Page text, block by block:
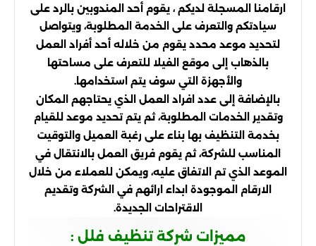
ارقامنا المسجلة لديكم ، يقوم أحد المندوبين بالرد على
سيادتكم والتعرف على الخدمة المطلوبة، ويتواصل
لتحديد موعد محدد يقوم من خلاله أحد أفراد العمل
بالذهاب إلى موقع الفيلا للتعرف على مساحتها
والأجهزة التي سوف يتم استخدامها.
بالإضافة إلى عدد افراد العمل الذي يحتاجهم المكان
وتقدير الخدمات المطلوبة، ثم يتم تحديد موعد للقيام
بخدمة التنظيف بها بناء على رغبة العميل والتوقيت
المناسب للشركة، ثم يقوم فريق العمل بالانتقال في
الموعد الذي تم الاتفاق عليه، ويمكن للعملاء من خلال
الارقام الموجودة ابداء ارائهم في الشركة وتقديم
الاقتراحات الجديدة.
مميزات شركة تنظيف فلل :